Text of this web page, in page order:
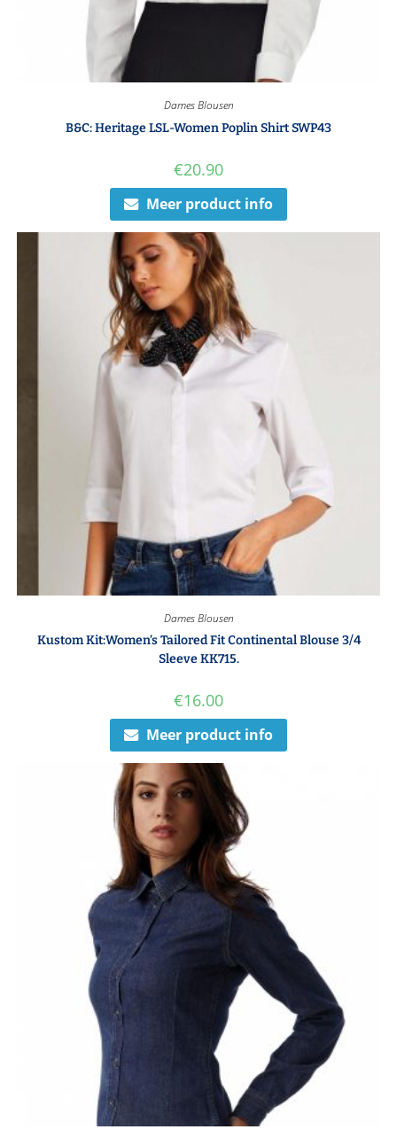
Dames Blousen
B&C: Heritage LSL-Women Poplin Shirt SWP43
€20.90
Meer product info
Dames Blousen
Kustom Kit:Women’s Tailored Fit Continental Blouse 3/4
Sleeve KK715.
€16.00
Meer product info